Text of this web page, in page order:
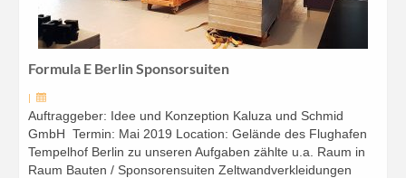
Formula E Berlin Sponsorsuiten
|
Auftraggeber: Idee und Konzeption Kaluza und Schmid
GmbH Termin: Mai 2019 Location: Gelände des Flughafen
Tempelhof Berlin zu unseren Aufgaben zählte u.a. Raum in
Raum Bauten / Sponsorensuiten Zeltwandverkleidungen